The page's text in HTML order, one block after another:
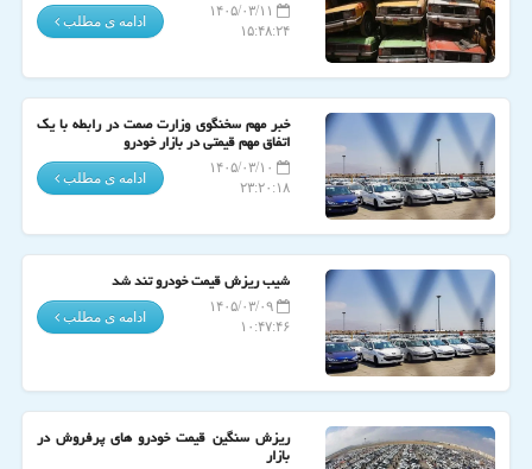
۱۴۰۵/۰۳/۱۱
۱۵:۴۸:۲۴
ادامه ی مطلب
خبر مهم سخنگوی وزارت صمت در رابطه با یک
اتفاق مهم قیمتی در بازار خودرو
۱۴۰۵/۰۳/۱۰
۲۳:۲۰:۱۸
ادامه ی مطلب
شیب ریزش قیمت خودرو تند شد
۱۴۰۵/۰۳/۰۹
۱۰:۴۷:۴۶
ادامه ی مطلب
ریزش سنگین قیمت خودرو های پرفروش در
بازار